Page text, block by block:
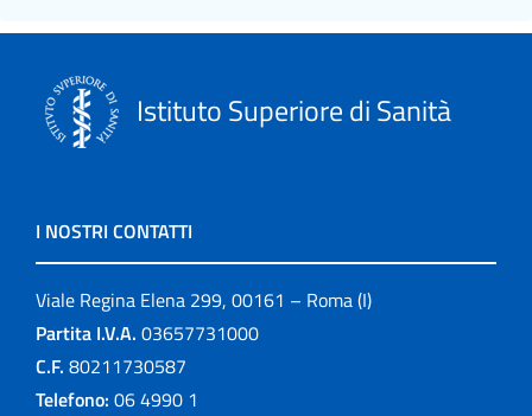
Istituto Superiore di Sanità
I NOSTRI CONTATTI
Viale Regina Elena 299, 00161 – Roma (I)
Partita I.V.A. 03657731000
C.F. 80211730587
Telefono: 06 4990 1